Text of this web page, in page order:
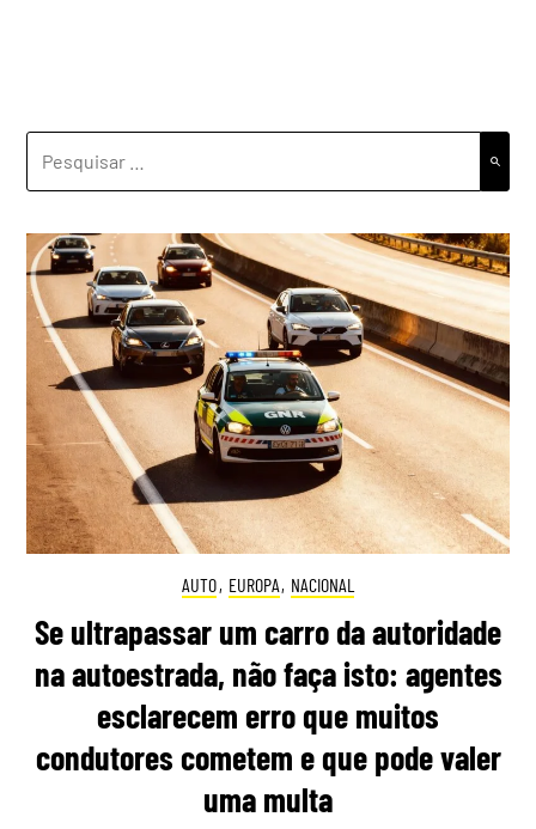
POR:
AUTO, EUROPA, NACIONAL
Se ultrapassar um carro da autoridade
na autoestrada, não faça isto: agentes
esclarecem erro que muitos
condutores cometem e que pode valer
uma multa